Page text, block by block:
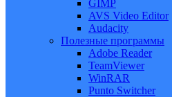
GIMP
AVS Video Editor
Audacity
Полезные программы
Adobe Reader
TeamViewer
WinRAR
Punto Switcher